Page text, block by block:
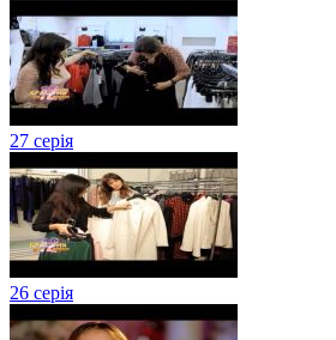
27 серія
26 серія